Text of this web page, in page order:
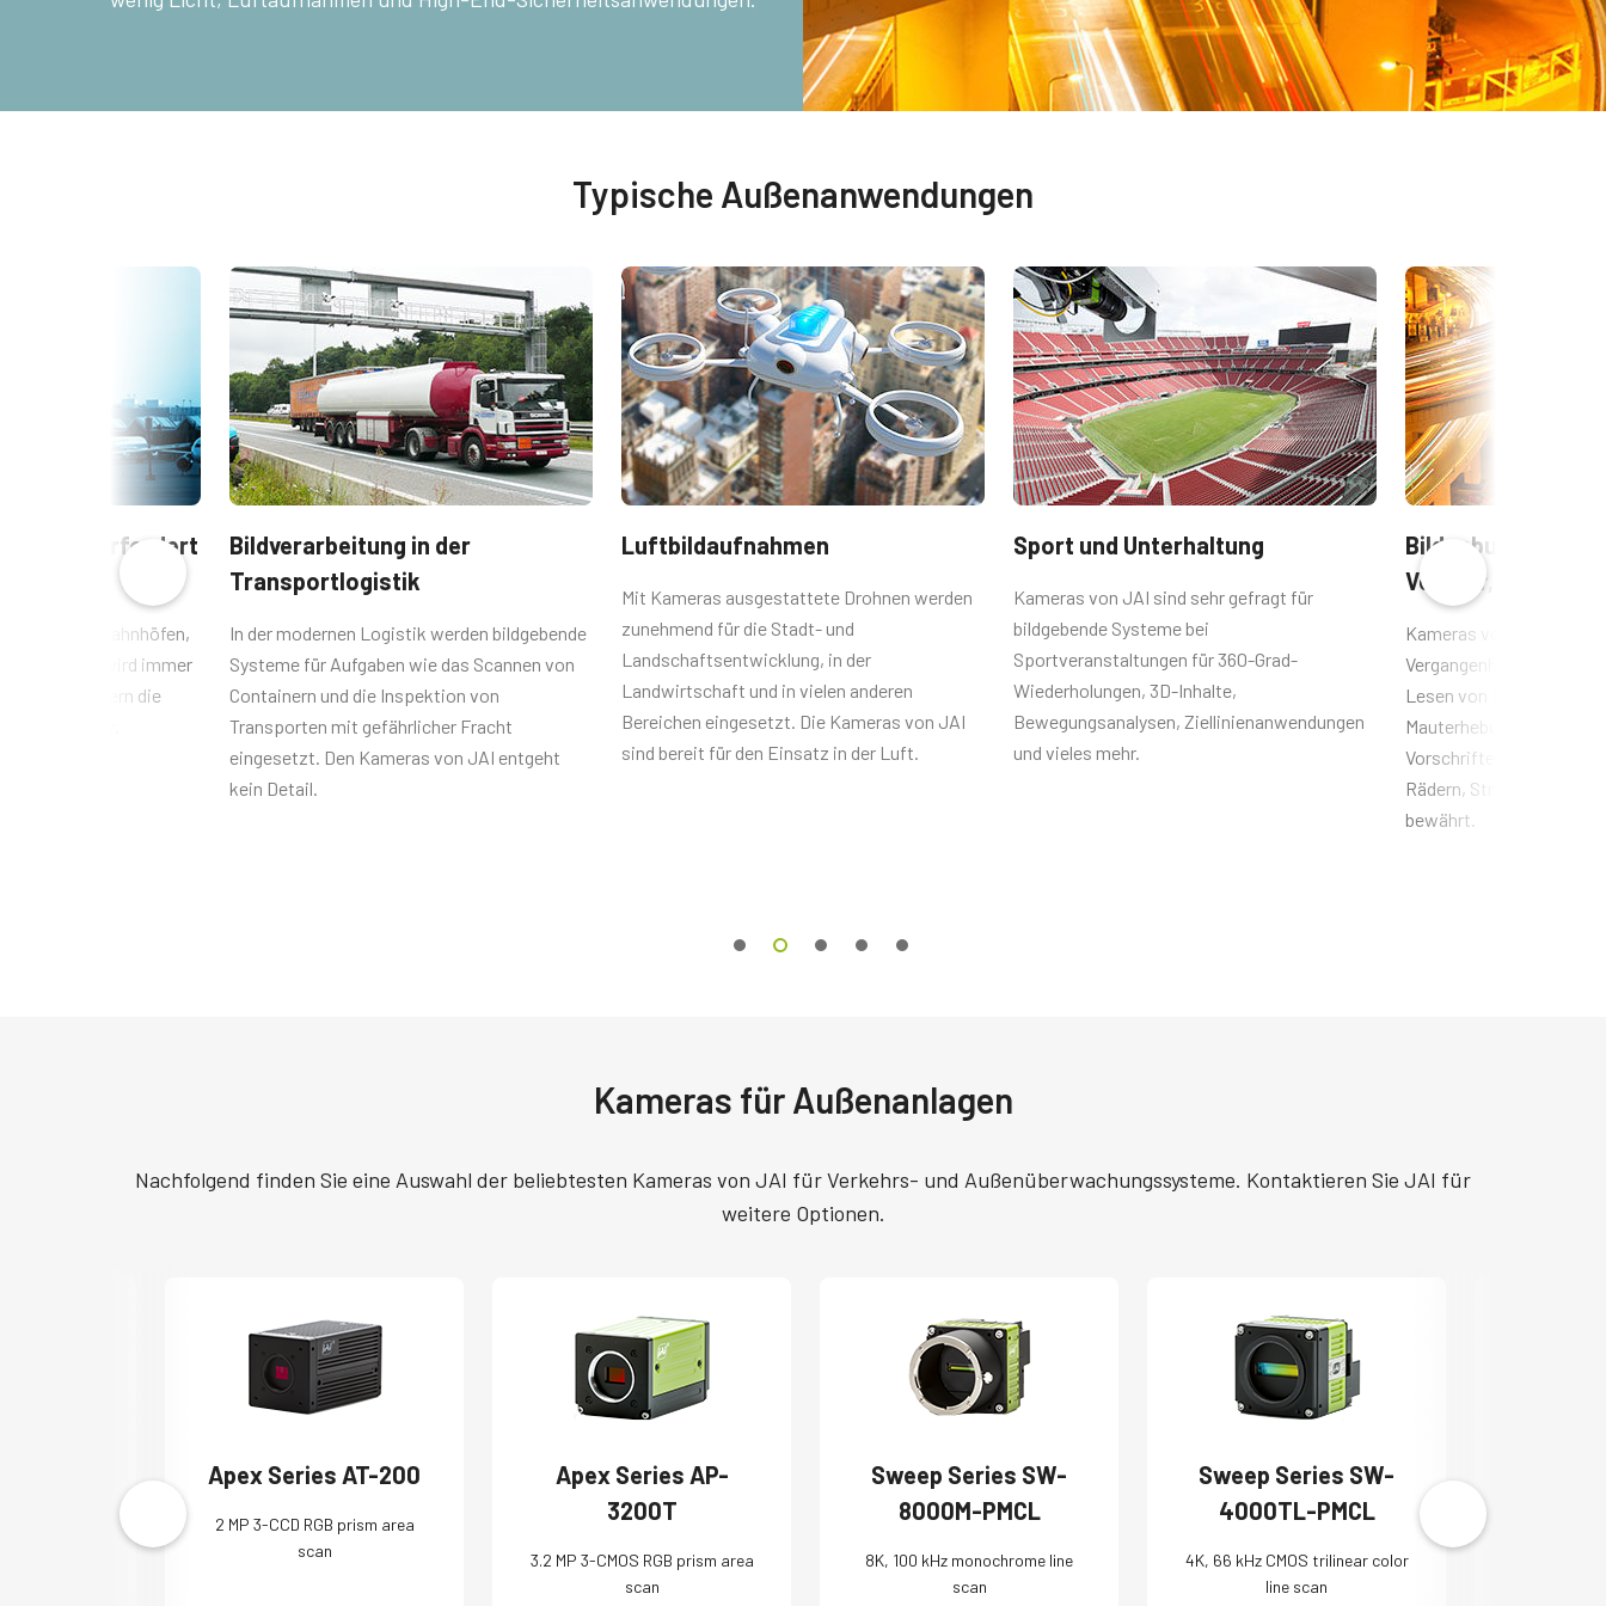
Typische Außenanwendungen
erfordert
Flughäfen, Bahnhöfen,
Grenzen wird immer
von JAI liefern die
Bildverarbeitung in der
Transportlogistik
In der modernen Logistik werden bildgebende
Systeme für Aufgaben wie das Scannen von
Containern und die Inspektion von
Transporten mit gefährlicher Fracht
eingesetzt. Den Kameras von JAI entgeht
kein Detail.
Luftbildaufnahmen
Mit Kameras ausgestattete Drohnen werden
zunehmend für die Stadt- und
Landschaftsentwicklung, in der
Landwirtschaft und in vielen anderen
Bereichen eingesetzt. Die Kameras von JAI
sind bereit für den Einsatz in der Luft.
Sport und Unterhaltung
Kameras von JAI sind sehr gefragt für
bildgebende Systeme bei
Sportveranstaltungen für 360-Grad-
Wiederholungen, 3D-Inhalte,
Bewegungsanalysen, Ziellinienanwendungen
und vieles mehr.
Bildgebung in den
Verkehr,
Kameras von JAI haben
Vergangenheit bei
Lesen von
Mauterhebung, der
Vorschriften, der
Rädern, Straßen,
bewährt.
Kameras für Außenanlagen
Nachfolgend finden Sie eine Auswahl der beliebtesten Kameras von JAI für Verkehrs- und Außenüberwachungssysteme. Kontaktieren Sie JAI für
weitere Optionen.
Apex Series AT-200
2 MP 3-CCD RGB prism area
scan
Apex Series AP-
3200T
3.2 MP 3-CMOS RGB prism area
scan
Sweep Series SW-
8000M-PMCL
8K, 100 kHz monochrome line
scan
Sweep Series SW-
4000TL-PMCL
4K, 66 kHz CMOS trilinear color
line scan